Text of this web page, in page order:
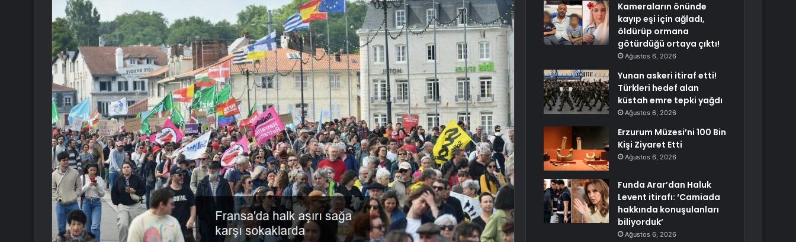
Kameraların önünde
kayıp eşi için ağladı,
öldürüp ormana
götürdüğü ortaya çıktı!
Ağustos 6, 2026
Yunan askeri itiraf etti!
Türkleri hedef alan
küstah emre tepki yağdı
Ağustos 6, 2026
Erzurum Müzesi’ni 100 Bin
Kişi Ziyaret Etti
Ağustos 6, 2026
Funda Arar’dan Haluk
Levent itirafı: ‘Camiada
hakkında konuşulanları
biliyorduk’
Ağustos 6, 2026